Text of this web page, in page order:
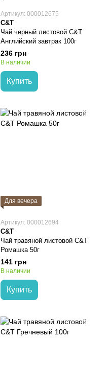
Артикул: 000012675
C&T
Чай черный листовой C&T
Английский завтрак 100г
236 грн
В наличии
Купить
Для вечера
Артикул: 000012694
C&T
Чай травяной листовой C&T
Ромашка 50г
141 грн
В наличии
Купить